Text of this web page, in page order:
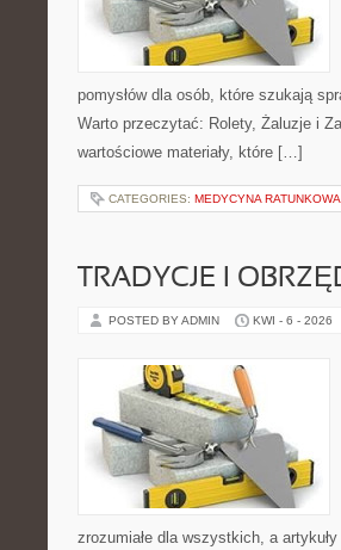
pomysłów dla osób, które szukają
Warto przeczytać: Rolety, Żaluzje i
wartościowe materiały, które […]
CATEGORIES: MEDYCYNA RATUNKOWA
TRADYCJE I
POSTED BY ADMIN KWI - 6 - 2026
zrozumiałe dla wszystkich, a